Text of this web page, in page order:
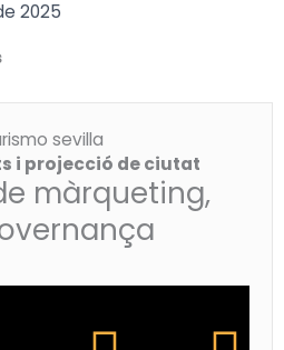
2025
i projecció de ciutat
màrqueting,